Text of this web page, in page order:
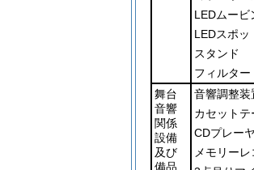
LEDムービ
LEDスポッ
スタンド
フィルター
舞台
音響
関係
設備
及び
備品
音響調整装
カセット
CDプレー
メモリー